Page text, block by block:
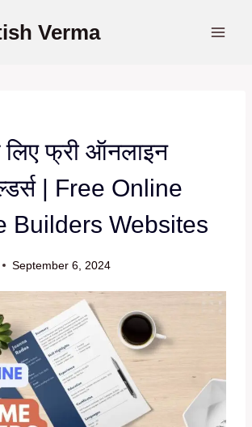
Verma
फ्री ऑनलाइन
| Free Online
Builders Websites
September 6, 2024